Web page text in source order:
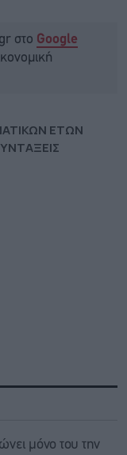
στο Google
ΕΤΩΝ
μόνο του την